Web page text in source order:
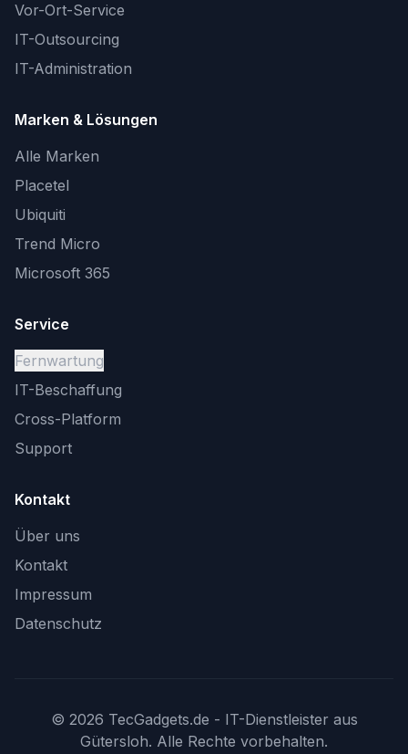
Vor-Ort-Service
IT-Outsourcing
IT-Administration
Marken & Lösungen
Alle Marken
Placetel
Ubiquiti
Trend Micro
Microsoft 365
Service
Fernwartung
IT-Beschaffung
Cross-Platform
Support
Kontakt
Über uns
Kontakt
Impressum
Datenschutz
© 2026 TecGadgets.de - IT-Dienstleister aus
Gütersloh. Alle Rechte vorbehalten.